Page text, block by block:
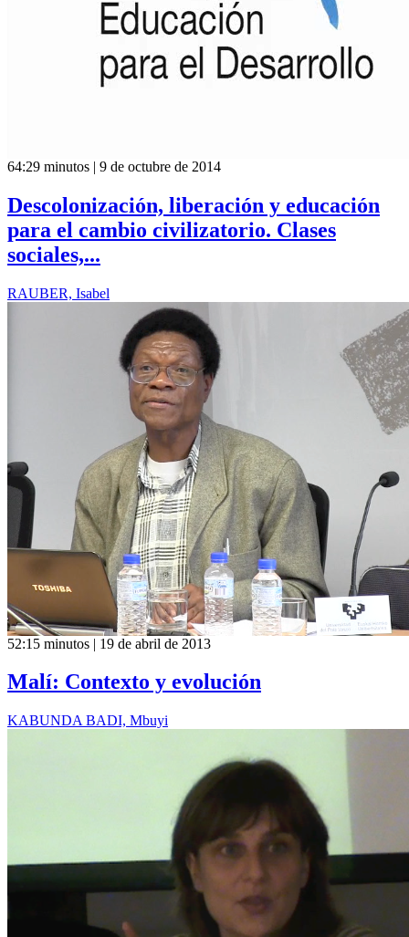
64:29 minutos | 9 de octubre de 2014
Descolonización, liberación y educación
para el cambio civilizatorio. Clases
sociales,...
RAUBER, Isabel
52:15 minutos | 19 de abril de 2013
Malí: Contexto y evolución
KABUNDA BADI, Mbuyi